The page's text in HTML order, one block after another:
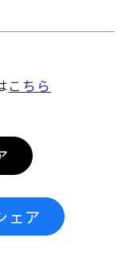
こちら
ェア